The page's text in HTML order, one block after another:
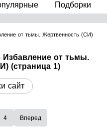
Подборки
от тьмы. Жертвенность (СИ)
от тьмы.
(страница 1)
сайт
4 Вперед